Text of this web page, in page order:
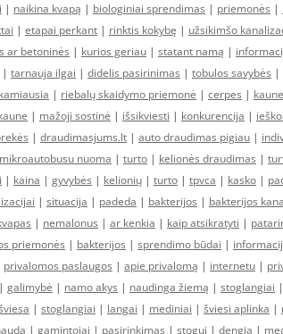
| naikina kvapą | biologiniai sprendimas | priemonės |
| etapai perkant | rinktis kokybę | užsikimšo
ar betoninės | kurios geriau | statant namą |
| tarnauja ilgai | didelis pasirinimas | tobulos savybės |
| riebalų skaidymo priemonė | cerpes | kaune
| mažoji sostinė | išsikviesti | konkurencija |
| draudimasjums.lt | auto draudimas pigiau |
mikroautobusu nuoma | turto | kelionės draudimas |
| kaina | gyvybės | kelionių | turto | tpvca | kasko |
| situacija | padeda | bakterijos | bakterijos
| nemalonus | ar kenkia | kaip atsikratyti |
priemonės | bakterijos | sprendimo būdai |
privalomos paslaugos | apie privalomą | internetu |
| galimybė | namo akys | naudinga žiemą | stoglangiai |
| stoglangiai | langai | mediniai | šviesi aplinka |
| gamintojai | pasirinkimas | stogui | dengia |